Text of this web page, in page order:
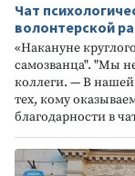
Чат
волонтерской
«Накануне
самозванца". "Мы
коллеги. — В
тех, кому
благодарности в